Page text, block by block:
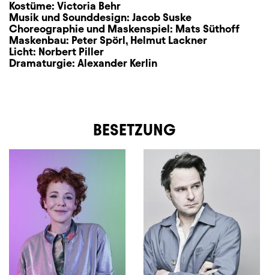
Kostüme: Victoria Behr
Musik und Sounddesign: Jacob Suske
Choreographie und Maskenspiel: Mats Süthoff
Maskenbau: Peter Spörl, Helmut Lackner
Licht: Norbert Piller
Dramaturgie: Alexander Kerlin
BESETZUNG